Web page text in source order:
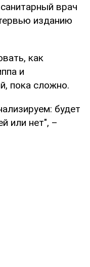
врач
изданию
как
и
пока сложно.
будет
или нет", –